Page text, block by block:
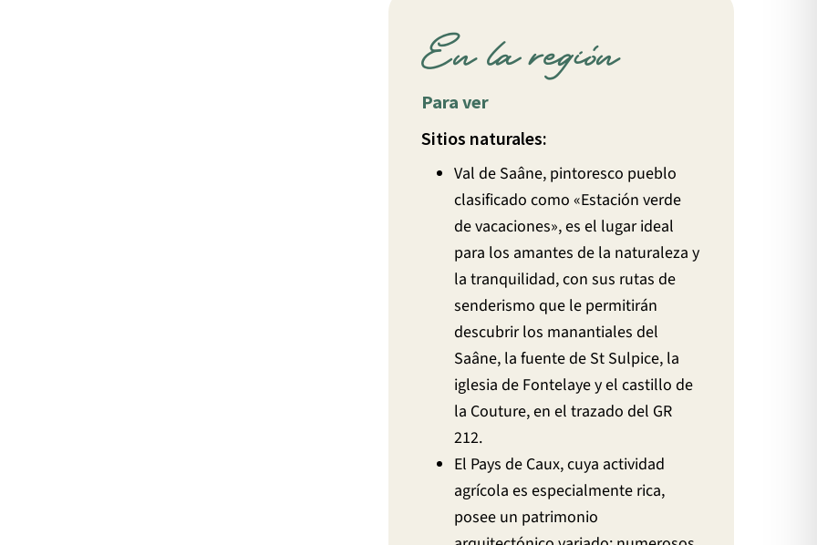
En la región
Para ver
Sitios naturales:
Val de Saâne, pintoresco pueblo
clasificado como «Estación verde
de vacaciones», es el lugar ideal
para los amantes de la naturaleza y
la tranquilidad, con sus rutas de
senderismo que le permitirán
descubrir los manantiales del
Saâne, la fuente de St Sulpice, la
iglesia de Fontelaye y el castillo de
la Couture, en el trazado del GR
212.
El Pays de Caux, cuya actividad
agrícola es especialmente rica,
posee un patrimonio